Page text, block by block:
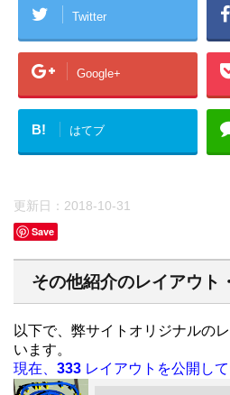
Twitter
Google+
B! はてブ
更新日： 2018-10-31
Save
その他紹介のレイアウト
以下で、弊サイトオリジナルの
います。
現在、 333 レイアウトを公開して